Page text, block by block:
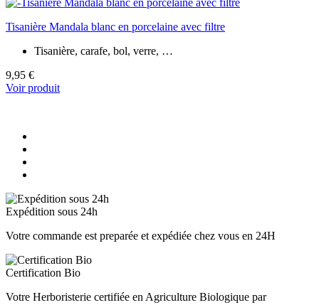
Tisanière Mandala blanc en porcelaine avec filtre
Tisanière, carafe, bol, verre, …
9,95 €
Voir produit
Expédition sous 24h
Votre commande est preparée et expédiée chez vous en 24H
Certification Bio
Votre Herboristerie certifiée en Agriculture Biologique par